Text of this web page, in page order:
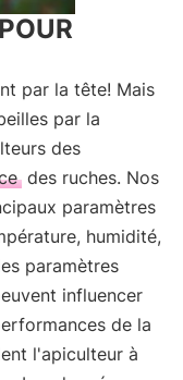
par la tête! Mais
par la
des
des ruches. Nos
paramètres
humidité,
paramètres
influencer
de la
l'apiculteur à